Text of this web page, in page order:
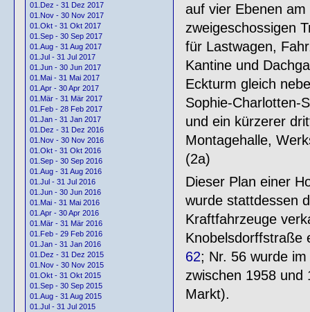
01.Dez - 31 Dez 2017
01.Nov - 30 Nov 2017
01.Okt - 31 Okt 2017
01.Sep - 30 Sep 2017
01.Aug - 31 Aug 2017
01.Jul - 31 Jul 2017
01.Jun - 30 Jun 2017
01.Mai - 31 Mai 2017
01.Apr - 30 Apr 2017
01.Mär - 31 Mär 2017
01.Feb - 28 Feb 2017
01.Jan - 31 Jan 2017
01.Dez - 31 Dez 2016
01.Nov - 30 Nov 2016
01.Okt - 31 Okt 2016
01.Sep - 30 Sep 2016
01.Aug - 31 Aug 2016
01.Jul - 31 Jul 2016
01.Jun - 30 Jun 2016
01.Mai - 31 Mai 2016
01.Apr - 30 Apr 2016
01.Mär - 31 Mär 2016
01.Feb - 29 Feb 2016
01.Jan - 31 Jan 2016
01.Dez - 31 Dez 2015
01.Nov - 30 Nov 2015
01.Okt - 31 Okt 2015
01.Sep - 30 Sep 2015
01.Aug - 31 Aug 2015
01.Jul - 31 Jul 2015
auf vier Ebenen
zweigeschossigen
für Lastwagen,
Kantine und
Eckturm gleich
Sophie-Charlotten-
und ein kürzerer
Montagehalle,
(2a)
Dieser Plan einer
wurde stattdessen
Kraftfahrzeuge
Knobelsdorffstraße
62; Nr. 56 wurde
zwischen 1958 und
Markt).